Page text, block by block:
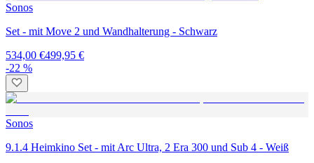
Sonos
Set - mit Move 2 und Wandhalterung - Schwarz
534,00 €499,95 €
-22 %
Sonos
9.1.4 Heimkino Set - mit Arc Ultra, 2 Era 300 und Sub 4 - Weiß